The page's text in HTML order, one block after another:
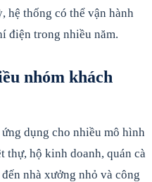
hệ thống có thể vận hành
điện trong nhiều năm.
nhóm khách
dụng cho nhiều mô hình
thự, hộ kinh doanh, quán cà
nhà xưởng nhỏ và công